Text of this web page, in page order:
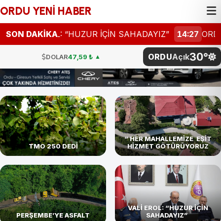
ORDU YENİ HABER
SON DAKİKA
EROL: “HUZUR İÇİN SAHADAYIZ” 14:27 ORDU’DA
DOLAR47,59 ₺ ▲
EURO54,93 ₺ ▲
STERLİN64,17 ₺ ▼
G.ALTIN4.811,27 ₺
BTC4.786.096,00 ₺
BİST101.729,00
DOLAR47,59 ₺ ▲
ORDUAçık30°
TMO 250 DEDİ
“ HER MAHALLEMİZE EŞİT
HİZMET GÖTÜRÜYORUZ
PERŞEMBE’YE ASFALT
VALİ EROL: “HUZUR İÇİN
SAHADAYIZ”